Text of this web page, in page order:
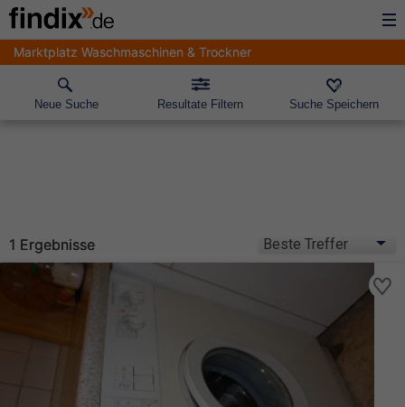
Marktplatz Waschmaschinen & Trockner
Neue Suche Resultate Filtern Suche Speichern
1 Ergebnisse